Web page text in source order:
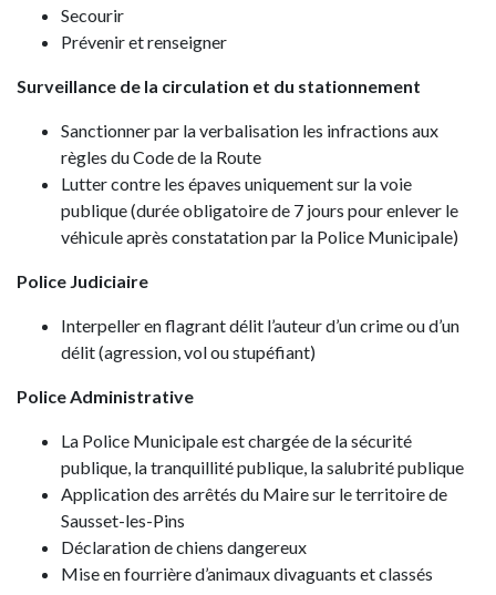
Secourir
Prévenir et renseigner
Surveillance de la circulation et du stationnement
Sanctionner par la verbalisation les infractions aux
règles du Code de la Route
Lutter contre les épaves uniquement sur la voie
publique (durée obligatoire de 7 jours pour enlever le
véhicule après constatation par la Police Municipale)
Police Judiciaire
Interpeller en flagrant délit l’auteur d’un crime ou d’un
délit (agression, vol ou stupéfiant)
Police Administrative
La Police Municipale est chargée de la sécurité
publique, la tranquillité publique, la salubrité publique
Application des arrêtés du Maire sur le territoire de
Sausset-les-Pins
Déclaration de chiens dangereux
Mise en fourrière d’animaux divaguants et classés